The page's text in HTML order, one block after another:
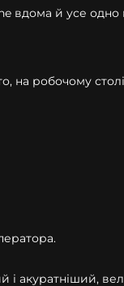
й усе одно
на робочому
і акуратніший,